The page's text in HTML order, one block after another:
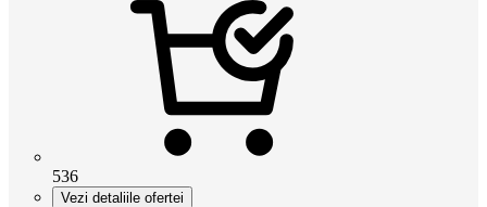
536
Vezi detaliile ofertei